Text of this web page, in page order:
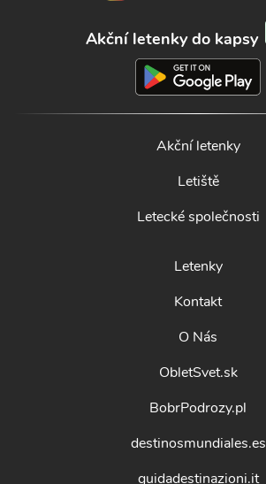
Akční letenky do kapsy
Akční letenky
Letiště
Letecké společnosti
Letenky
Kontakt
O Nás
ObletSvet.sk
BobrPodrozy.pl
destinosmundiales.es
guidadestinazioni.it